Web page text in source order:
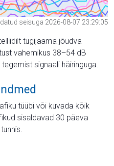
seisuga 2026-08-07 23:29:05
tugijaama jõudva
vahemikus 38–54 dB
signaali häiringuga.
tüübi või kuvada kõik
sisaldavad 30 päeva